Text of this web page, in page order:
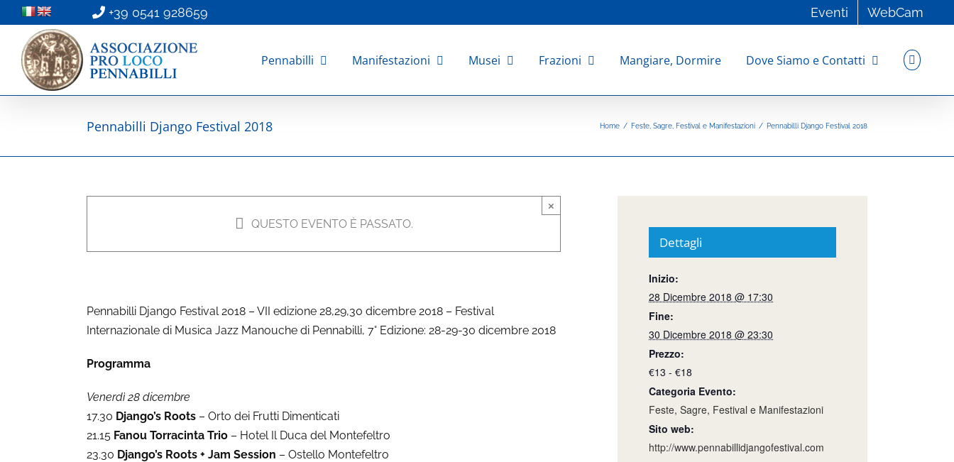
Salta
al
contenuto
+39 0541 928659 Eventi WebCam
Pennabilli Manifestazioni Musei Frazioni Mangiare, Dormire Dove Siamo e Contatti
Pennabilli Django Festival 2018 Home / Feste, Sagre, Festival e Manifestazioni / Pennabilli Django Festival 2018
QUESTO EVENTO È PASSATO.
×
Pennabilli Django Festival 2018
28 Dicembre 2018 @ 17:30-30 Dicembre 2018 @ 23:30
Pennabilli Django Festival 2018 – VII edizione 28,29,30 dicembre 2018 – Festival
Internazionale di Musica Jazz Manouche di Pennabilli, 7° Edizione: 28-29-30 dicembre 2018
Programma
Venerdì 28 dicembre
17.30 Django’s Roots – Orto dei Frutti Dimenticati
21.15 Fanou Torracinta Trio – Hotel Il Duca del Montefeltro
23.30 Django’s Roots + Jam Session – Ostello Montefeltro
Dettagli
Inizio:
28 Dicembre 2018 @ 17:30
Fine:
30 Dicembre 2018 @ 23:30
Prezzo:
€13 - €18
Categoria Evento:
Feste, Sagre, Festival e Manifestazioni
Sito web:
http://www.pennabillidjangofestival.com